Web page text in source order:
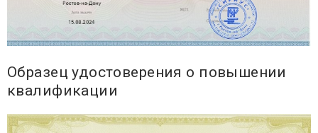
Образец удостоверения о повышении
квалификации